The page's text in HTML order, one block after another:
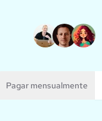
Pagar mensualmente